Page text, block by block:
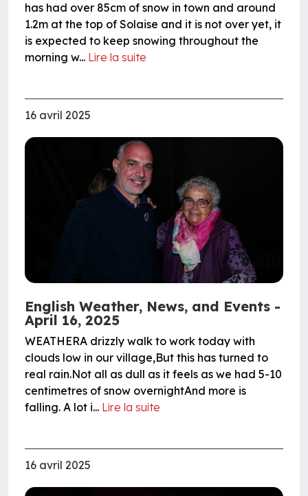
has had over 85cm of snow in town and around
1.2m at the top of Solaise and it is not over yet, it
is expected to keep snowing throughout the
morning w... Lire la suite
16 avril 2025
English Weather, News, and Events -
April 16, 2025
WEATHERA drizzly walk to work today with
clouds low in our village,But this has turned to
real rain.Not all as dull as it feels as we had 5-10
centimetres of snow overnightAnd more is
falling. A lot i... Lire la suite
16 avril 2025